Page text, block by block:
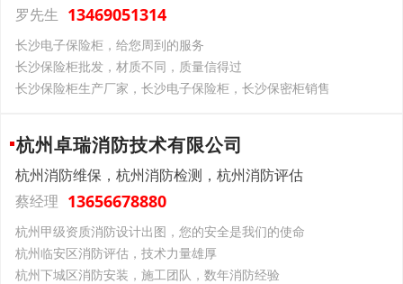
罗先生 13469051314
长沙电子保险柜，给您周到的服务
长沙保险柜批发，材质不同，质量信得过
长沙保险柜生产厂家，长沙电子保险柜，长沙保密柜销售
杭州卓瑞消防技术有限公司
杭州消防维保，杭州消防检测，杭州消防评估
蔡经理 13656678880
杭州甲级资质消防设计出图，您的安全是我们的使命
杭州临安区消防评估，技术力量雄厚
杭州下城区消防安装，施工团队，数年消防经验